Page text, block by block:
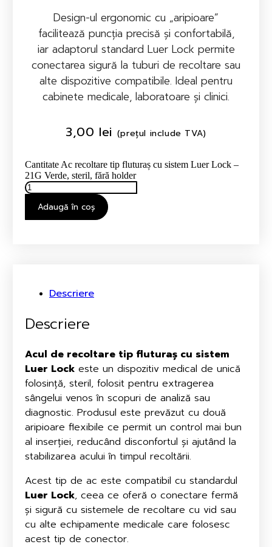
Design-ul ergonomic cu „aripioare”
facilitează puncția precisă și confortabilă,
iar adaptorul standard Luer Lock permite
conectarea sigură la tuburi de recoltare sau
alte dispozitive compatibile. Ideal pentru
cabinete medicale, laboratoare și clinici.
3,00 lei (prețul include TVA)
Cantitate Ac recoltare tip fluturaș cu sistem Luer Lock –
21G Verde, steril, fără holder
Adaugă în coș
Descriere
Descriere
Acul de recoltare tip fluturaș cu sistem
Luer Lockeste un dispozitiv medical de unică
folosință, steril, folosit pentru extragerea
sângelui venos în scopuri de analiză sau
diagnostic. Produsul este prevăzut cu două
aripioare flexibile ce permit un control mai bun
al inserției, reducând disconfortul și ajutând la
stabilizarea acului în timpul recoltării.
Acest tip de ac este compatibil cu standardul
Luer Lock, ceea ce oferă o conectare fermă
și sigură cu sistemele de recoltare cu vid sau
cu alte echipamente medicale care folosesc
acest tip de conector.